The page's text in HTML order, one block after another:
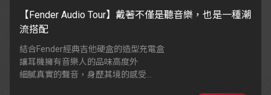
【Fender Audio Tour】戴著不僅是聽音樂，也是一種潮
流搭配
結合Fender經典吉他硬盒的造型充電盒
讓耳機擁有音樂人的品味高度外
細膩真實的聲音，身歷其境的感受